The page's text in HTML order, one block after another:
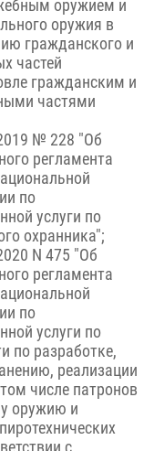
оружием и
оружия в
гражданского и
частей
гражданским и
частями
№ 228 "Об
регламента
по
услуги по
охранника";
N 475 "Об
регламента
по
услуги по
по разработке,
реализации
числе патронов
оружию и
с